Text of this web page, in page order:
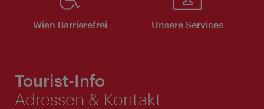
Wien Barrierefrei Unsere Services
Tourist-Info
Adressen & Kontakt